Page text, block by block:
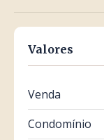
Valores
Venda
Condomínio